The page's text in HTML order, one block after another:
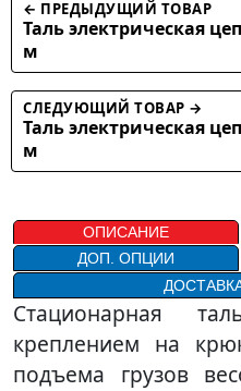
← ПРЕДЫДУЩИЙ ТОВАР
Таль электрическая
м
СЛЕДУЮЩИЙ ТОВАР →
Таль электрическая
м
ОПИСАНИЕ
ДОП. ОПЦИИ
Стационарная
креплением на
подъема грузов